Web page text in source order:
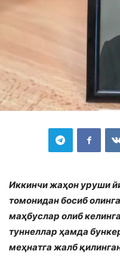
Иккинчи жаҳон уруши
томонидан босиб
маҳбуслар олиб
туннеллар ҳамда
меҳнатга жалб